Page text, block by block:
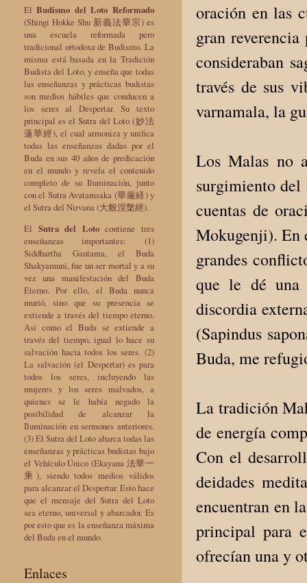
oración en las
gran
consideraban
través de sus
varnamala, la
Los Malas no
surgimiento
cuentas de
Mokugenji). En
grandes
que le dé una
discordia
(Sapindus
Buda, me
La tradición
de energía
Con el
deidades
encuentran en
principal para
ofrecían una y
ElBudismo del Loto Reformado
(Shingi Hokke Shu 新義法華宗) es
una escuela reformada pero
tradicional ortodoxa de Budismo. La
misma está basada en la Tradición
Budista del Loto, y enseña que todas
las enseñanzas y prácticas budistas
son medios hábiles que conducen a
los seres al Despertar. Su texto
principal es el Sutra del Loto (妙法
蓮華經), el cual armoniza y unifica
todas las enseñanzas dadas por el
Buda en sus 40 años de predicación
en el mundo y revela el contenido
completo de su Iluminación, junto
con el Sutra Avatamsaka (華厳経) y
el Sutra del Nirvana (大般涅槃經).
El Sutra del Lotocontiene tres
enseñanzas importantes: (1)
Siddhartha Gautama, el Buda
Shakyamuni, fue un ser mortal y a su
vez una manifestación del Buda
Eterno. Por ello, el Buda nunca
murió, sino que su presencia se
extiende a través del tiempo eterno.
Así como el Buda se extiende a
través del tiempo, igual lo hace su
salvación hacia todos los seres. (2)
La salvación (el Despertar) es para
todos los seres, incluyendo las
mujeres y los seres malvados, a
quienes se le había negado la
posibilidad de alcanzar la
Iluminación en sermones anteriores.
(3) El Sutra del Loto abarca todas las
enseñanzas y prácticas budistas bajo
el Vehículo Único (Ekayana 法華一
乘), siendo todos medios válidos
para alcanzar el Despertar. Esto hace
que el mensaje del Sutra del Loto
sea eterno, universal y abarcador. Es
por esto que es la enseñanza máxima
del Buda en el mundo.
Enlaces